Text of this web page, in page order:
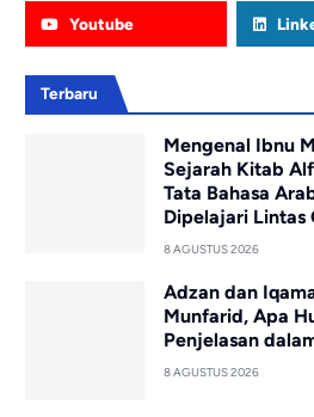
Youtube
Terbaru
Mengenal Ibnu
Sejarah Kitab
Tata Bahasa
Dipelajari Lintas
8 AGUSTUS 2026
Adzan dan
Munfarid, Apa
Penjelasan
8 AGUSTUS 2026